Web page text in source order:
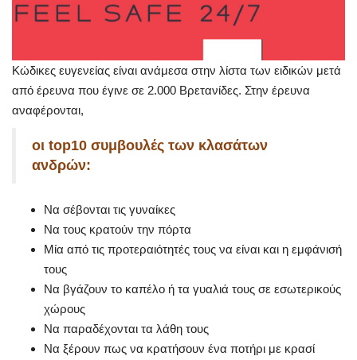
Κώδικες ευγενείας είναι ανάμεσα στην λίστα των ειδικών μετά
από έρευνα που έγινε σε 2.000 Βρετανίδες. Στην έρευνα
αναφέρονται,
οι top10 συμβουλές των κλασάτων
ανδρών:
Να σέβονται τις γυναίκες
Να τους κρατούν την πόρτα
Μία από τις προτεραιότητές τους να είναι και η εμφάνισή
τους
Να βγάζουν το καπέλο ή τα γυαλιά τους σε εσωτερικούς
χώρους
Να παραδέχονται τα λάθη τους
Να ξέρουν πως να κρατήσουν ένα ποτήρι με κρασί